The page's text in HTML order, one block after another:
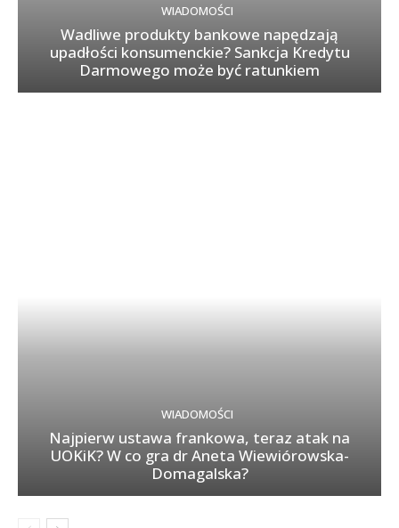
WIADOMOŚCI
Wadliwe produkty bankowe napędzają
upadłości konsumenckie? Sankcja Kredytu
Darmowego może być ratunkiem
WIADOMOŚCI
Najpierw ustawa frankowa, teraz atak na
UOKiK? W co gra dr Aneta Wiewiórowska-
Domagalska?